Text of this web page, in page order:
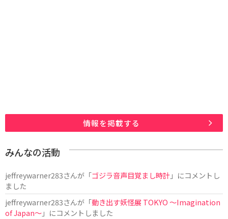
情報を掲載する
みんなの活動
jeffreywarner283さんが「ゴジラ音声目覚まし時計」にコメントし
ました
jeffreywarner283さんが「動き出す妖怪展 TOKYO 〜Imagination
of Japan〜」にコメントしました